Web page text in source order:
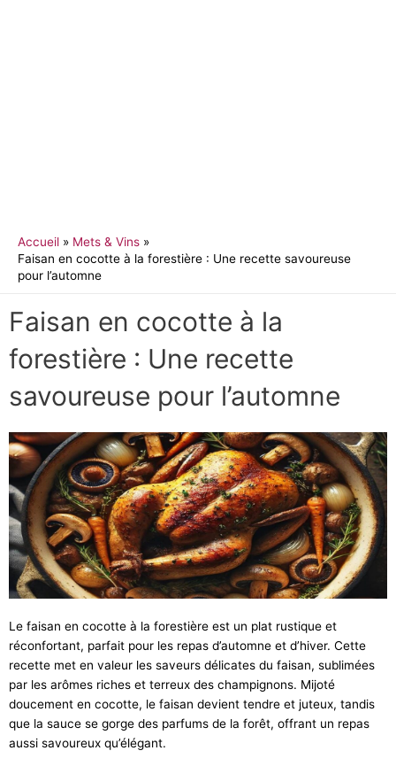
Accueil
Mets & Vins
Faisan en cocotte à la forestière : Une recette savoureuse
pour l’automne
Faisan en cocotte à la
forestière : Une recette
savoureuse pour l’automne
Le faisan en cocotte à la forestière est un plat rustique et
réconfortant, parfait pour les repas d’automne et d’hiver. Cette
recette met en valeur les saveurs délicates du faisan, sublimées
par les arômes riches et terreux des champignons. Mijoté
doucement en cocotte, le faisan devient tendre et juteux, tandis
que la sauce se gorge des parfums de la forêt, offrant un repas
aussi savoureux qu’élégant.